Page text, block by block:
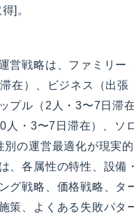
]。
営戦略は、ファミリー
在）、ビジネス（出張
プル（2人・3〜7日滞
人・3〜7日滞在）、ソ
別の運営最適化が現実
、各属性の特性、設備
グ戦略、価格戦略、タ
策、よくある失敗パタ